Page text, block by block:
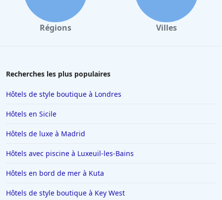
emplacement stratégique, son personnel amical et son bon
rapport qualité-prix. Bien qu'il y ait des domaines qui
nécessitent de l'attention, tels que la variété du petit-déjeuner, la
cohérence des chambres et les aménagements de
Régions Villes
Recherches les plus populaires
Hôtels de style boutique à Londres
Hôtels en Sicile
Hôtels de luxe à Madrid
Hôtels avec piscine à Luxeuil-les-Bains
Hôtels en bord de mer à Kuta
Hôtels de style boutique à Key West